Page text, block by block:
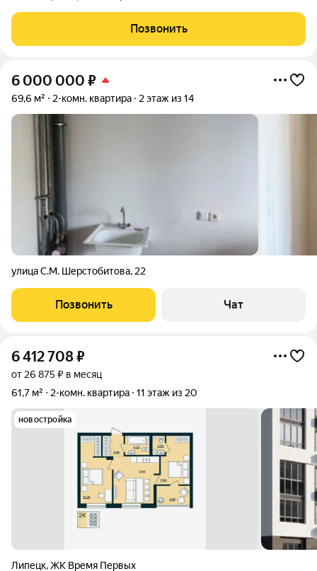
Позвонить
6 000 000 ₽
69,6 м² 2-комн. квартира 2 этаж из 14
улица С.М. Шерстобитова, 22
Позвонить Чат
6 412 708₽
от 26 875 ₽ в месяц
61,7 м²
2-комн. квартира 11 этаж из 20
новостройка
Липецк,ЖК Время Первых